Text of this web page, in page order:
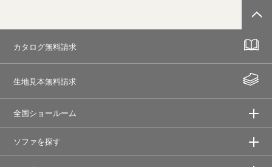
カタログ無料請求
生地見本無料請求
全国ショールーム
ソファを探す